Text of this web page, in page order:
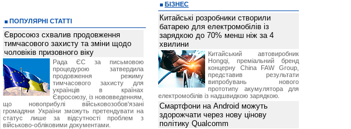
ПОПУЛЯРНІ СТАТТІ
Євросоюз схвалив продовження
тимчасового захисту та зміни щодо
чоловіків призовного віку
Рада ЄС за письмовою
процедурою затвердила
продовження режиму
тимчасового захисту для
українців в країнах
Євросоюзу, із нововведенням,
що новоприбулі військовозобов'язані
громадяни України зможуть претендувати на
статус лише за відсутності проблем з
військово-обліковими документами.
БІЗНЕС
Китайські розробники створили
батарею для електромобілів із
зарядкою до 70% менш ніж за 4
хвилини
Китайський автовиробник
Hongqi, преміальний бренд
концерну China FAW Group,
представив результати
випробувань нового
прототипу акумулятора для
електромобілів із надшвидкою зарядкою.
Смартфони на Android можуть
здорожчати через нову цінову
політику Qualcomm